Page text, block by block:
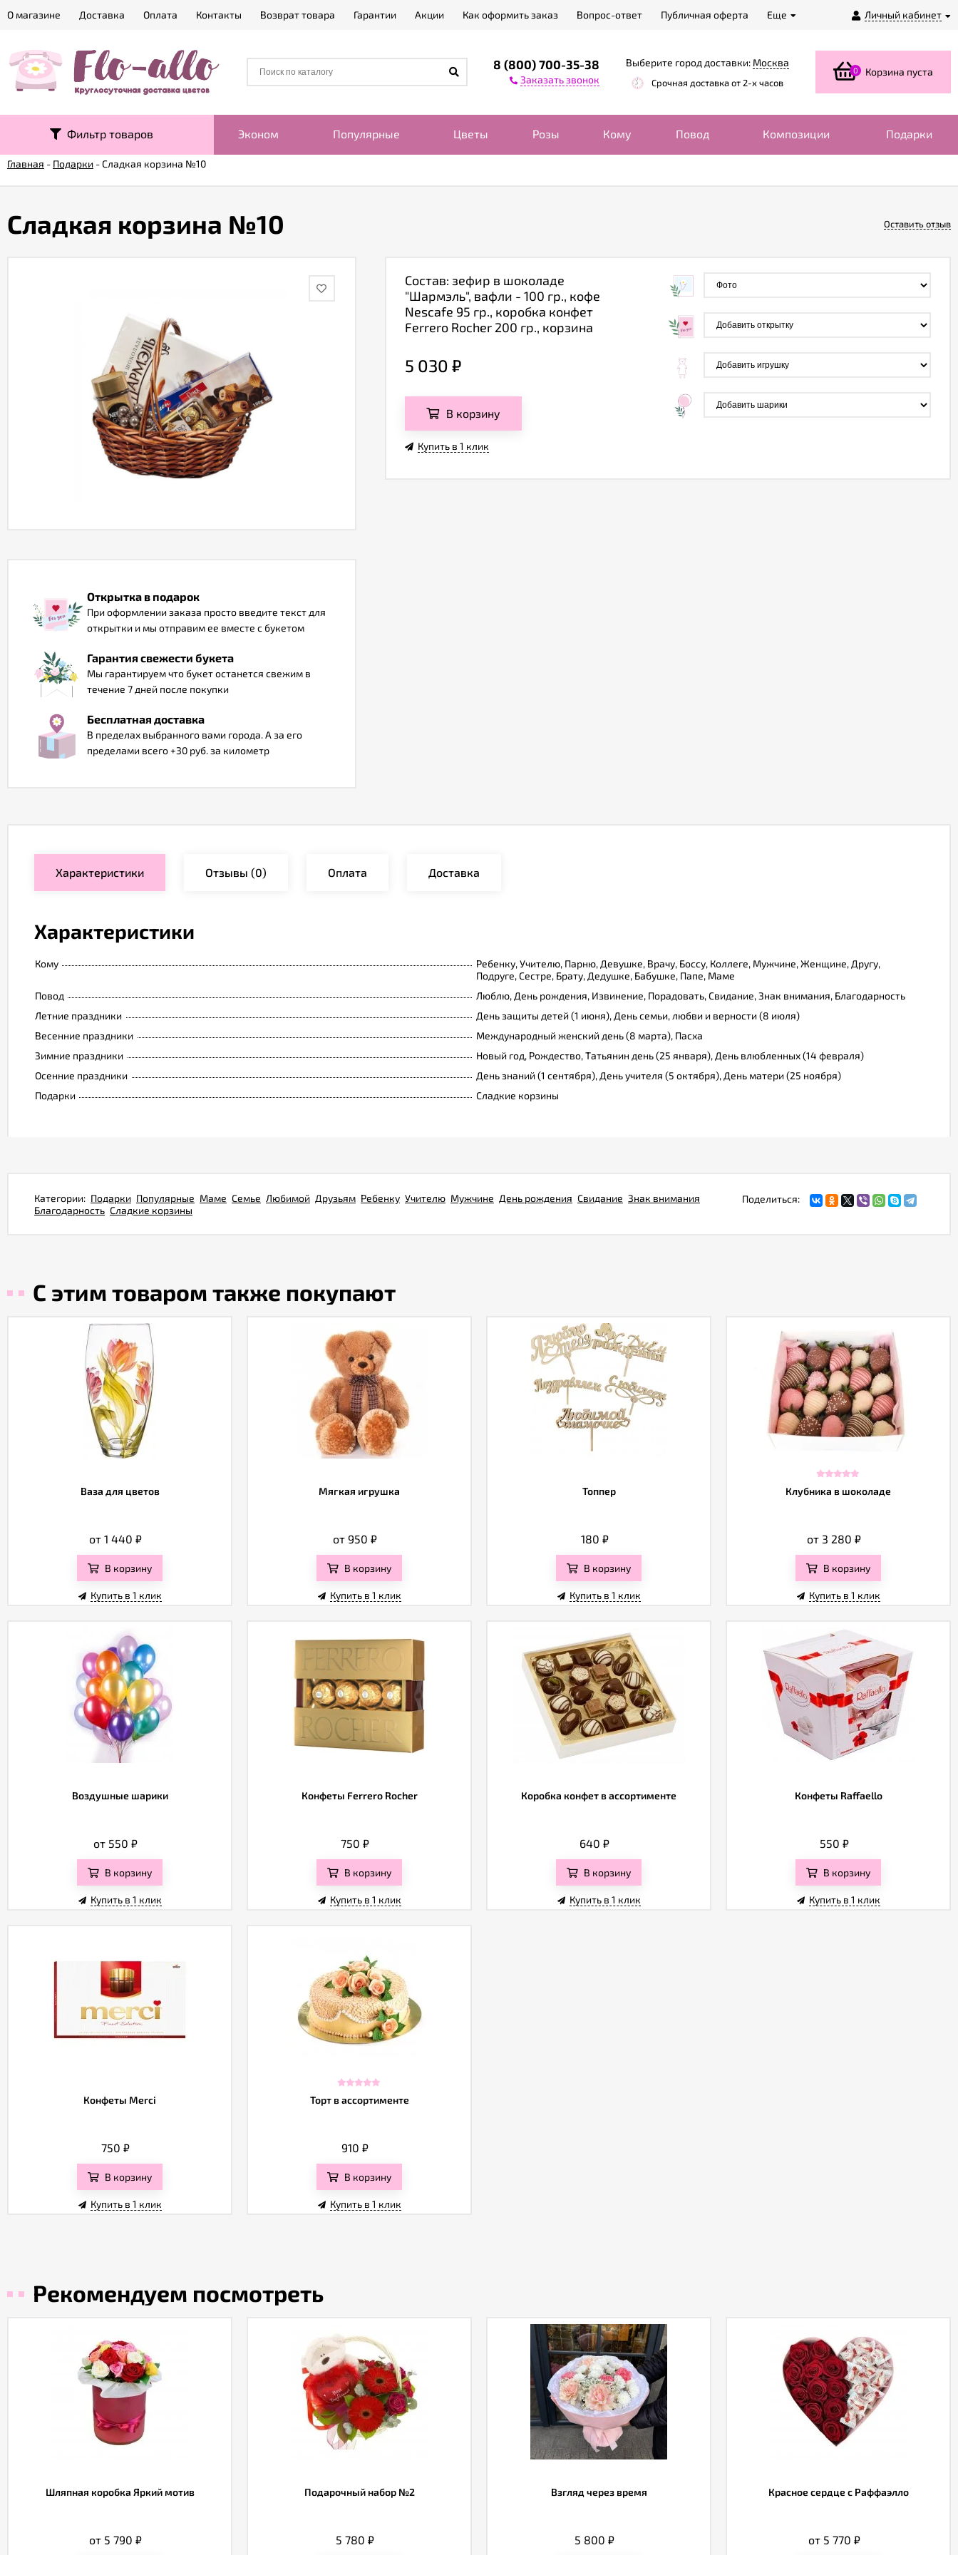
Личный кабинет
О магазине Доставка Оплата Контакты Возврат товара Гарантии Акции Как оформить заказ Вопрос-ответ Публичная оферта Еще
8 (800) 700-35-38
Заказать звонок
Выберите город доставки: Москва
Срочная доставка от 2-х часов
0 Корзина пуста
Фильтр товаров Эконом Популярные Цветы Розы Кому Повод Композиции Подарки
Главная - Подарки -Сладкая корзина №10
Сладкая корзина №10 Оставить отзыв
Открытка в подарок
При оформлении заказа просто введите текст для
открытки и мы отправим ее вместе с букетом
Гарантия свежести букета
Мы гарантируем что букет останется свежим в
течение 7 дней после покупки
Бесплатная доставка
В пределах выбранного вами города. А за его
пределами всего +30 руб. за километр
Состав: зефир в шоколаде
"Шармэль", вафли - 100 гр., кофе
Nescafe 95 гр., коробка конфет
Ferrero Rocher 200 гр., корзина
5 030 ₽
В корзину
Купить в 1 клик
Характеристики Отзывы (0) Оплата Доставка
Характеристики
Кому
Ребенку, Учителю, Парню, Девушке, Врачу, Боссу, Коллеге, Мужчине, Женщине, Другу,
Подруге, Сестре, Брату, Дедушке, Бабушке, Папе, Маме
Повод
Люблю, День рождения, Извинение, Порадовать, Свидание, Знак внимания, Благодарность
Летние праздники
День защиты детей (1 июня), День семьи, любви и верности (8 июля)
Весенние праздники
Международный женский день (8 марта), Пасха
Зимние праздники
Новый год, Рождество, Татьянин день (25 января), День влюбленных (14 февраля)
Осенние праздники
День знаний (1 сентября), День учителя (5 октября), День матери (25 ноября)
Подарки
Сладкие корзины
Поделиться:
Категории: Подарки Популярные Маме Семье Любимой Друзьям Ребенку Учителю Мужчине День рождения Свидание Знак внимания
Благодарность Сладкие корзины
С этим товаром также покупают
Ваза для цветов
от 1 440 ₽
В корзину
Купить в 1 клик
Мягкая игрушка
от 950 ₽
В корзину
Купить в 1 клик
Топпер
180 ₽
В корзину
Купить в 1 клик
Клубника в шоколаде
от 3 280 ₽
В корзину
Купить в 1 клик
Воздушные шарики
от 550 ₽
В корзину
Купить в 1 клик
Конфеты Ferrero Rocher
750 ₽
В корзину
Купить в 1 клик
Коробка конфет в ассортименте
640 ₽
В корзину
Купить в 1 клик
Конфеты Raffaello
550 ₽
В корзину
Купить в 1 клик
Конфеты Merci
750 ₽
В корзину
Купить в 1 клик
Торт в ассортименте
910 ₽
В корзину
Купить в 1 клик
Рекомендуем посмотреть
Шляпная коробка Яркий мотив
от 5 790 ₽
Подарочный набор №2
5 780 ₽
Взгляд через время
5 800 ₽
Красное сердце с Раффаэлло
от 5 770 ₽